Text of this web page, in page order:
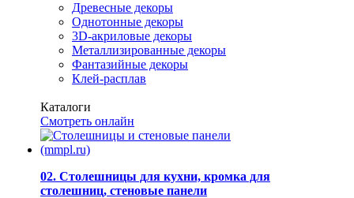
Древесные декоры
Однотонные декоры
3D-акриловые декоры
Металлизированные декоры
Фантазийные декоры
Клей-расплав
Каталоги
Смотреть онлайн
02. Столешницы для кухни, кромка для
столешниц, стеновые панели